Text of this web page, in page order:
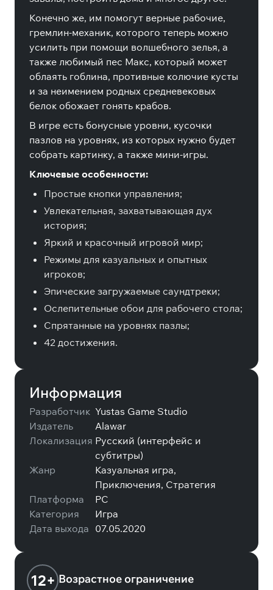
Конечно же, им помогут верные рабочие,
гремлин-механик, которого теперь можно
усилить при помощи волшебного зелья, а
также любимый пес Макс, который может
облаять гоблина, противные колючие кусты
и за неимением родных средневековых
белок обожает гонять крабов.
В игре есть бонусные уровни, кусочки
пазлов на уровнях, из которых нужно будет
собрать картинку, а также мини-игры.
Ключевые особенности:
Простые кнопки управления;
Увлекательная, захватывающая дух
история;
Яркий и красочный игровой мир;
Режимы для казуальных и опытных
игроков;
Эпические загружаемые саундтреки;
Ослепительные обои для рабочего стола;
Спрятанные на уровнях пазлы;
42 достижения.
Информация
Разработчик Yustas Game Studio
Издатель
Alawar
Локализация Русский (интерфейс и
субтитры)
Жанр
Казуальная игра,
Приключения, Стратегия
Платформа
PC
Категория
Игра
Дата выхода 07.05.2020
12+ Возрастное ограничение